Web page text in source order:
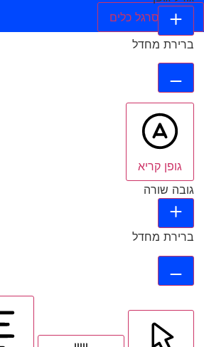
הסתר סרגל כלים
ברירת מחדל
גופן קריא
גובה שורה
ברירת מחדל